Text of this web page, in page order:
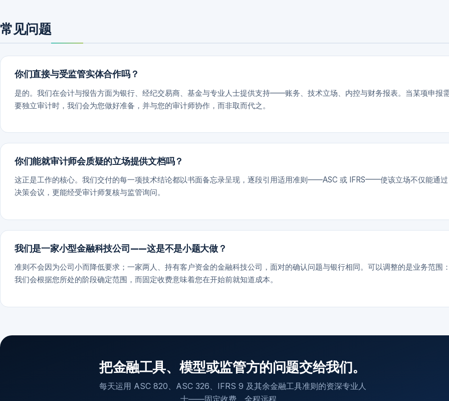
常见问题
你们直接与受监管实体合作吗？
是的。我们在会计与报告方面为银行、经纪交易商、基金与专业人士提供支持——账务、技术立场、内控与财务报表。当某项申报
要独立审计时，我们会为您做好准备，并与您的审计师协作，而非取而代之。
你们能就审计师会质疑的立场提供文档吗？
这正是工作的核心。我们交付的每一项技术结论都以书面备忘录呈现，逐段引用适用准则——ASC 或 IFRS——使该立场不仅能通过
决策会议，更能经受审计师复核与监管询问。
我们是一家小型金融科技公司——这是不是小题大做？
准则不会因为公司小而降低要求；一家两人、持有客户资金的金融科技公司，面对的确认问题与银行相同。可以调整的是业务范围
我们会根据您所处的阶段确定范围，而固定收费意味着您在开始前就知道成本。
把金融工具、模型或监管方的问题交给我们。
每天运用 ASC 820、ASC 326、IFRS 9 及其余金融工具准则的资深专业人
士——固定收费，全程远程。